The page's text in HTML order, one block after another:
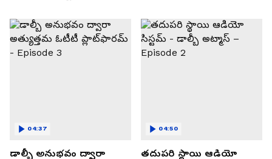
తెలుసుకోండి..!
డాల్బీ అనుభవం ద్వారా
04:37
తదుపరి స్థాయి ఆడియో
04:50